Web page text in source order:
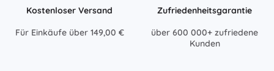
Kostenloser Versand
Für Einkäufe über 149,00 €
Zufriedenheitsgarantie
über 600 000+ zufriedene
Kunden